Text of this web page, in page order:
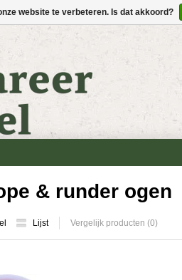
& runder ogen
Lijst Vergelijk producten (0)
website te verbeteren. Is dat akkoord?